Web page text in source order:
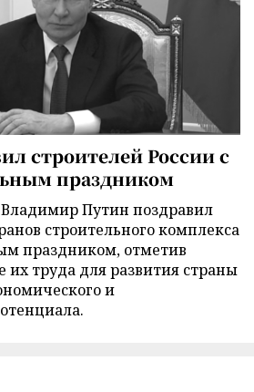
строителей России с
праздником
Путин поздравил
строительного комплекса
праздником, отметив
их труда для развития страны
и